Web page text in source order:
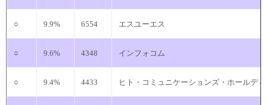
○ 9.9% 6554 エスユーエス
○ 9.6% 4348 インフォコム
○ 9.4% 4433 ヒト・コミュニケーションズ・ホールデ